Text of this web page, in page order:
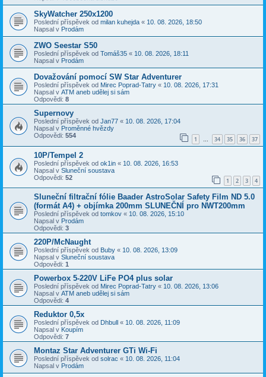
SkyWatcher 250x1200
Poslední příspěvek od milan kuhejda « 10. 08. 2026, 18:50
Napsal v Prodám
ZWO Seestar S50
Poslední příspěvek od Tomáš35 « 10. 08. 2026, 18:11
Napsal v Prodám
Dovažování pomocí SW Star Adventurer
Poslední příspěvek od Mirec Poprad-Tatry « 10. 08. 2026, 17:31
Napsal v ATM aneb udělej si sám
Odpovědi: 8
Supernovy
Poslední příspěvek od Jan77 « 10. 08. 2026, 17:04
Napsal v Proměnné hvězdy
Odpovědi: 554 1 … 34 35 36 37
10P/Tempel 2
Poslední příspěvek od ok1in « 10. 08. 2026, 16:53
Napsal v Sluneční soustava
Odpovědi: 52 1 2 3 4
Sluneční filtrační fólie Baader AstroSolar Safety Film ND 5.0
(formát A4) + objímka 200mm SLUNEČNÍ pro NWT200mm
Poslední příspěvek od tomkov « 10. 08. 2026, 15:10
Napsal v Prodám
Odpovědi: 3
220P/McNaught
Poslední příspěvek od Buby « 10. 08. 2026, 13:09
Napsal v Sluneční soustava
Odpovědi: 1
Powerbox 5-220V LiFe PO4 plus solar
Poslední příspěvek od Mirec Poprad-Tatry « 10. 08. 2026, 13:06
Napsal v ATM aneb udělej si sám
Odpovědi: 4
Reduktor 0,5x
Poslední příspěvek od Dhbull « 10. 08. 2026, 11:09
Napsal v Koupím
Odpovědi: 7
Montaz Star Adventurer GTi Wi-Fi
Poslední příspěvek od solrac « 10. 08. 2026, 11:04
Napsal v Prodám